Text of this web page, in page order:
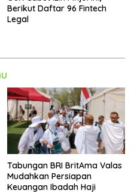
Berikut Daftar 96 Fintech
Legal
Tabungan BRI BritAma Valas
Mudahkan Persiapan
Keuangan Ibadah Haji